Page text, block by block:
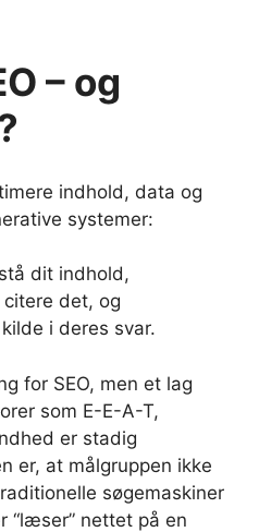
– og
indhold, data og
systemer:
dit indhold,
det, og
i deres svar.
for SEO, men et lag
som E-E-A-T,
er stadig
er, at målgruppen ikke
søgemaskiner
“læser” nettet på en